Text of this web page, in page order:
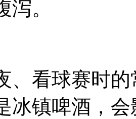
泻。
、看球赛时
冰镇啤酒，